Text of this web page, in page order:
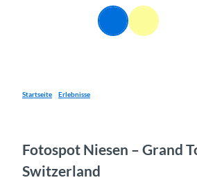
Suche Menü
Startseite Erlebnisse
Fotospot Niesen – Grand
Switzerland